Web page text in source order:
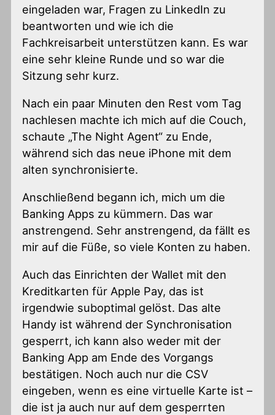
eingeladen war, Fragen zu LinkedIn zu
beantworten und wie ich die
Fachkreisarbeit unterstützen kann. Es war
eine sehr kleine Runde und so war die
Sitzung sehr kurz.
Nach ein paar Minuten den Rest vom Tag
nachlesen machte ich mich auf die Couch,
schaute „The Night Agent“ zu Ende,
während sich das neue iPhone mit dem
alten synchronisierte.
Anschließend begann ich, mich um die
Banking Apps zu kümmern. Das war
anstrengend. Sehr anstrengend, da fällt es
mir auf die Füße, so viele Konten zu haben.
Auch das Einrichten der Wallet mit den
Kreditkarten für Apple Pay, das ist
irgendwie suboptimal gelöst. Das alte
Handy ist während der Synchronisation
gesperrt, ich kann also weder mit der
Banking App am Ende des Vorgangs
bestätigen. Noch auch nur die CSV
eingeben, wenn es eine virtuelle Karte ist –
die ist ja auch nur auf dem gesperrten